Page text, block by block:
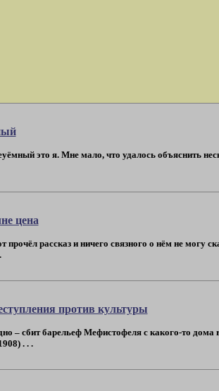
это я. Мне мало, что удалось объяснить
цена
прочёл рассказ и ничего связного о нём не могу
против культуры
– сбит барельеф Мефистофеля с какого-то
. . .